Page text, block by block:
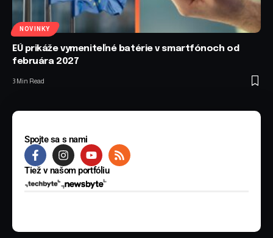
NOVINKY
EÚ prikáže vymeniteľné batérie v smartfónoch od
februára 2027
3 Min Read
Spojte sa s nami
Tiež v našom portfóliu